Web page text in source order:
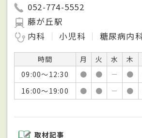
052-774-5552
藤が丘駅
内科
小児科 糖尿病内
時間 月 火 水 木
09:00～12:30
● ● － ●
16:00～19:00
● ● － ●
取材記事